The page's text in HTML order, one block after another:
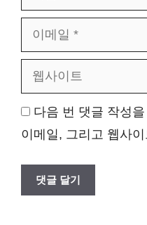
름
다음 번 댓글 작성
이메일, 그리고 웹사